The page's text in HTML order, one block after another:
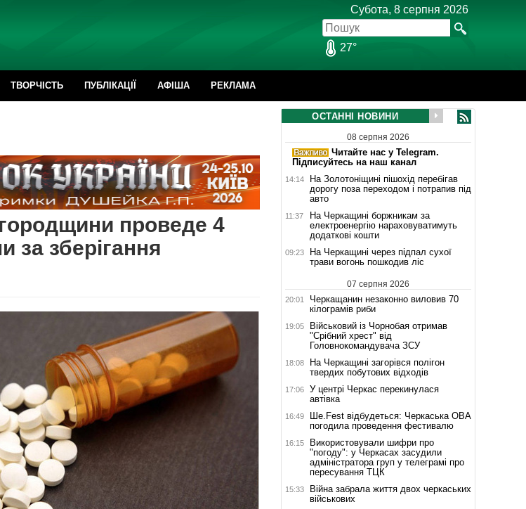
Субота, 8 серпня 2026
27°
ТВОРЧІСТЬ ПУБЛІКАЦІЇ АФІША РЕКЛАМА
проведе 4
за зберігання
ОСТАННІ НОВИНИ
08 серпня 2026
Читайте нас у Telegram.
Підписуйтесь на наш канал
14:14
На Золотоніщині пішохід перебігав
дорогу поза переходом і потрапив під
авто
11:37
На Черкащині боржникам за
електроенергію нараховуватимуть
додаткові кошти
09:23
На Черкащині через підпал сухої
трави вогонь пошкодив ліс
07 серпня 2026
20:01
Черкащанин незаконно виловив 70
кілограмів риби
19:05
Військовий із Чорнобая отримав
"Срібний хрест" від
Головнокомандувача ЗСУ
18:08
На Черкащині загорівся полігон
твердих побутових відходів
17:06
У центрі Черкас перекинулася
автівка
16:49
Ше.Fest відбудеться: Черкаська ОВА
погодила проведення фестивалю
16:15
Використовували шифри про
"погоду": у Черкасах засудили
адміністратора груп у телеграмі про
пересування ТЦК
15:33
Війна забрала життя двох черкаських
військових